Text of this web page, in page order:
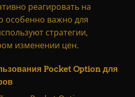
реагировать на
особенно важно для
стратегии,
изменении цен.
Pocket Option для